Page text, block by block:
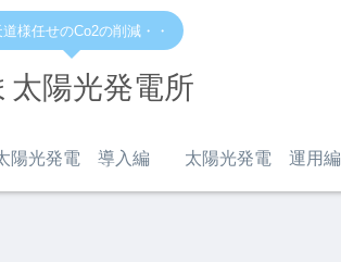
道様任せのCo2の削減・・
太陽光発電所
陽光発電 導入編 太陽光発電 運用編